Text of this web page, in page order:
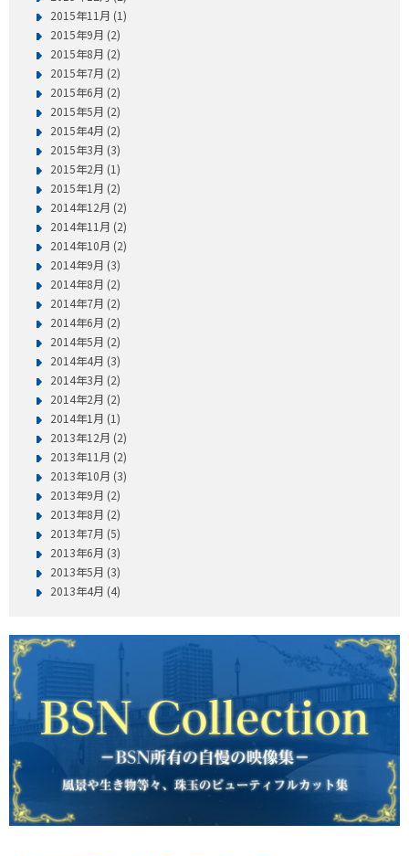
2015年11月 (1)
2015年9月 (2)
2015年8月 (2)
2015年7月 (2)
2015年6月 (2)
2015年5月 (2)
2015年4月 (2)
2015年3月 (3)
2015年2月 (1)
2015年1月 (2)
2014年12月 (2)
2014年11月 (2)
2014年10月 (2)
2014年9月 (3)
2014年8月 (2)
2014年7月 (2)
2014年6月 (2)
2014年5月 (2)
2014年4月 (3)
2014年3月 (2)
2014年2月 (2)
2014年1月 (1)
2013年12月 (2)
2013年11月 (2)
2013年10月 (3)
2013年9月 (2)
2013年8月 (2)
2013年7月 (5)
2013年6月 (3)
2013年5月 (3)
2013年4月 (4)